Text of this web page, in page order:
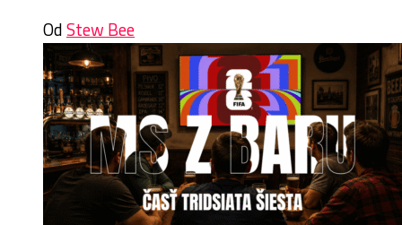
OdStew Bee